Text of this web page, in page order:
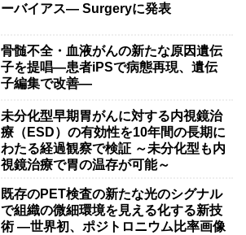
ーバイアス— Surgeryに発表
骨髄不全・血液がんの新たな原因遺伝
子を提唱―患者iPSで病態再現、遺伝
子編集で改善―
未分化型早期胃がんに対する内視鏡治
療（ESD）の有効性を10年間の長期に
わたる経過観察で検証 ～未分化型も内
視鏡治療で胃の温存が可能～
既存のPET検査の新たな光のシグナル
で組織の微細環境を見える化する新技
術 ―世界初、ポジトロニウム比率画像